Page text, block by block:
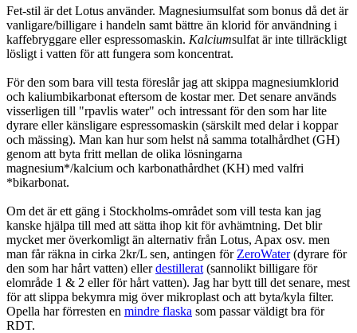
Fet-stil är det Lotus använder. Magnesiumsulfat som bonus då det är
vanligare/billigare i handeln samt bättre än klorid för användning i
kaffebryggare eller espressomaskin. Kalciumsulfat är inte tillräckligt
lösligt i vatten för att fungera som koncentrat.
För den som bara vill testa föreslår jag att skippa magnesiumklorid
och kaliumbikarbonat eftersom de kostar mer. Det senare används
visserligen till "rpavlis water" och intressant för den som har lite
dyrare eller känsligare espressomaskin (särskilt med delar i koppar
och mässing). Man kan hur som helst nå samma totalhårdhet (GH)
genom att byta fritt mellan de olika lösningarna
magnesium*/kalcium och karbonathårdhet (KH) med valfri
*bikarbonat.
Om det är ett gäng i Stockholms-området som vill testa kan jag
kanske hjälpa till med att sätta ihop kit för avhämtning. Det blir
mycket mer överkomligt än alternativ från Lotus, Apax osv. men
man får räkna in cirka 2kr/L sen, antingen för ZeroWater(dyrare för
den som har hårt vatten) ellerdestillerat (sannolikt billigare för
elområde 1 & 2 eller för hårt vatten). Jag har bytt till det senare, mest
för att slippa bekymra mig över mikroplast och att byta/kyla filter.
Opella har förresten en mindre flaska som passar väldigt bra för
RDT.